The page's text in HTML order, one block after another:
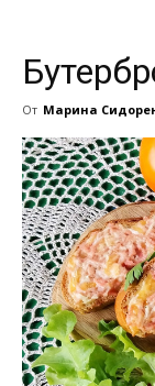
От Марина